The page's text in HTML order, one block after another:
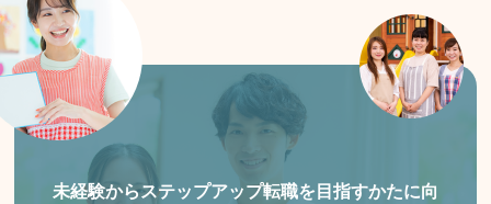
未経験からステップアップ転職を目指すかたに向